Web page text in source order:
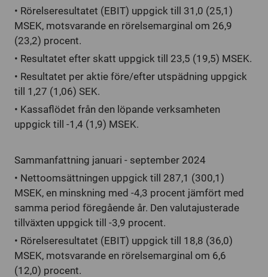
• Rörelseresultatet (EBIT) uppgick till 31,0 (25,1)
MSEK, motsvarande en rörelsemarginal om 26,9
(23,2) procent.
• Resultatet efter skatt uppgick till 23,5 (19,5) MSEK.
• Resultatet per aktie före/efter utspädning uppgick
till 1,27 (1,06) SEK.
• Kassaflödet från den löpande verksamheten
uppgick till -1,4 (1,9) MSEK.
Sammanfattning januari - september 2024
• Nettoomsättningen uppgick till 287,1 (300,1)
MSEK, en minskning med -4,3 procent jämfört med
samma period föregående år. Den valutajusterade
tillväxten uppgick till -3,9 procent.
• Rörelseresultatet (EBIT) uppgick till 18,8 (36,0)
MSEK, motsvarande en rörelsemarginal om 6,6
(12,0) procent.